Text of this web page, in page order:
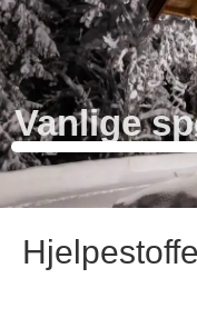
Vanlige